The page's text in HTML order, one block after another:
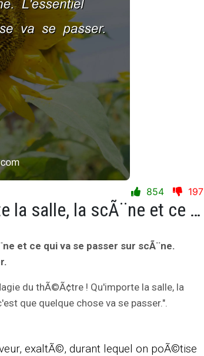
854 197
Magie du thÃ©Ã¢tre ! Qu'importe la salle, la scÃ¨ne et ce qui va se passer sur scÃ¨ne. L'essentiel c'est que quelque chose va se passer.
et ce qui va se passer sur scÃ¨ne.
du thÃ©Ã¢tre ! Qu'importe la salle, la
que quelque chose va se passer.".
exaltÃ©, durant lequel on poÃ©tise